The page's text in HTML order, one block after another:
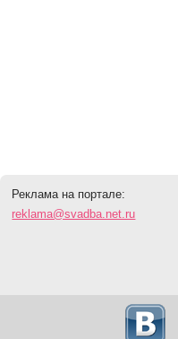
Реклама на портале:
reklama@svadba.net.ru